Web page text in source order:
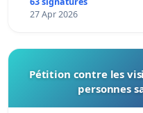
27 Apr 2026
Pétition contre les
personnes